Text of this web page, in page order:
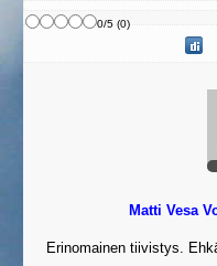
0/5(0)
Matti Vesa
Erinomainen tiivistys.